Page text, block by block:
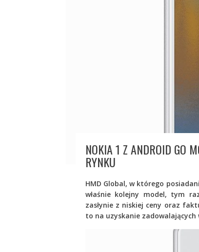
NOKIA 1 Z ANDROID GO
RYNKU
HMD Global, w którego
właśnie kolejny model, tym
zasłynie z niskiej ceny oraz
to na uzyskanie